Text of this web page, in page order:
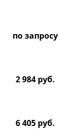
по запросу
2 984 руб.
6 405 руб.